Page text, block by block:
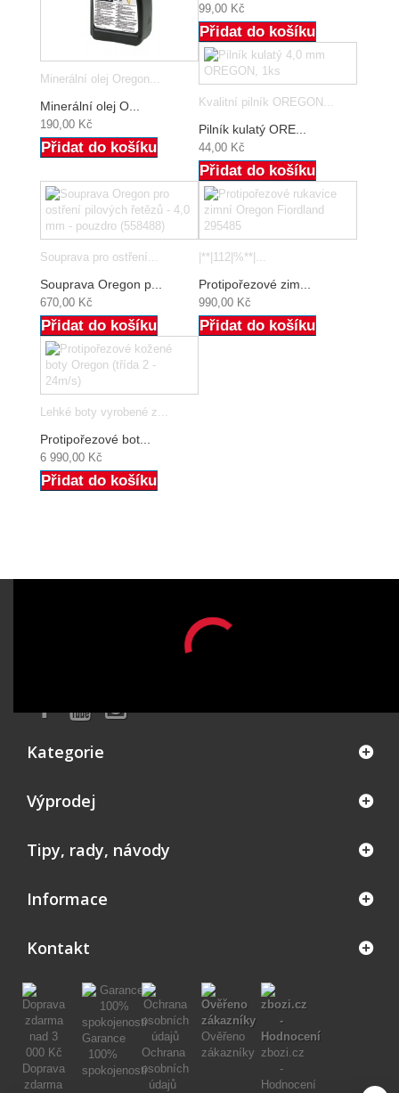
Minerální olej Oregon...
Minerální olej O...
190,00 Kč
Přidat do košíku
99,00 Kč
Přidat do košíku
Kvalitní pilník OREGON...
Pilník kulatý ORE...
44,00 Kč
Přidat do košíku
Souprava pro ostření...
Souprava Oregon p...
670,00 Kč
Přidat do košíku
|**|112|%**|...
Protipořezové zim...
990,00 Kč
Přidat do košíku
Lehké boty vyrobené z...
Protipořezové bot...
6 990,00 Kč
Přidat do košíku
Kategorie
Výprodej
Tipy, rady, návody
Informace
Kontakt
Doprava
zdarma
Garance
100%
spokojenosti
Ochrana
osobních
údajů
Ověřeno
zákazníky zbozi.cz
-
Hodnocení